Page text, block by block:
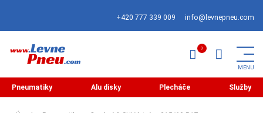
+420 777 339 009 info@levnepneu.com
Pneumatiky Alu disky Plecháče Služby